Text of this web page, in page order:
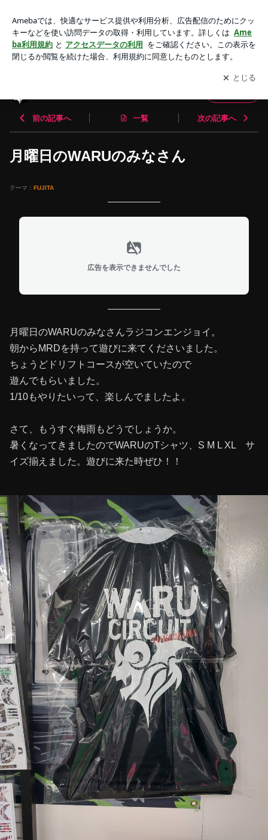
アプリをダウンロードして ブログの更新通知
を受け取りまし
ょう。
開く
前の記事へ 一覧 次の記事へ
月曜日のWARUのみなさん
テーマ： FUJITA
広告を表示できませんでした
月曜日のWARUのみなさんラジコンエンジョイ。
朝からMRDを持って遊びに来てくださいました。
ちょうどドリフトコースが空いていたので
遊んでもらいました。
1/10もやりたいって、楽しんでましたよ。
さて、もうすぐ梅雨もどうでしょうか。
暑くなってきましたのでWARUのTシャツ、S M L XL サ
イズ揃えました。遊びに来た時ぜひ！！